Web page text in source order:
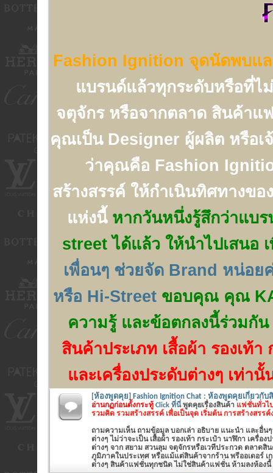
Fashion Ignition จุดนัดพบแ
แบรนด์แล้วทุกระดับหรือที่ไ
จตุจักร หรือจากตลาด สินค้าแ
คุณเป็น Designer ผู้ผลิต หรือเ
ว่าคุณคือ Fashion
สร้างสรรค์ ให้กำเนินทิศทางข
แห่งนี้ หากวันหนึ่งรู้สึกว่าแบ
street ได้แล้ว ให้นำไปเสนอ
เพื่อนๆ ช่วยจัด Brand หน่อย
หรือ Hi-Streetขอบคุณ คุณ
ความรู้ และข้อตกลงนี้ร่วมกัน
สินค้าประเภท เสื้อผ้า รองเท้า
และเครื่องประดับต่างๆ เท่านั้
[ห้องพูดคุย] Fashion Ignition Chat : ห้องพูดคุยเกี่ยวกั
อ่านกฏก่อนตั้งกระทู้ Click ที่นี่ พูดคุยเรื่องสินค้าแฟชั่นทั่วไป
รวมคิด รวมสร้างสรรค์ เพื่อเป็นจุด เริ่มต้น การสร้างสรร
ถามความเห็น ถามข้อมูล บอกเล่า อธิบาย แนะนำ และอื่น
ต่างๆ ไม่ว่าจะเป็นเสื้อผ้า รองเท้า กระเป๋า นาฬิกา เครื่อง
ต่างๆ จาก สยาม สวนลุม จตุจักรหรือเวทีประกวด ตลาดสิ
ภูมิภาคในประเทศ หรือแม้แต่สินค้าจากร้าน พรีออเดอร์ เ
ต่างๆ สินค้าแฟชั่นทุกชนิด ไม่ใช่สินค้าแฟชั่น ห้ามลงห้องนี้